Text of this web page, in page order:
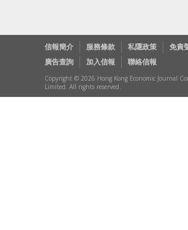
信報簡介 服務條款 私隱政策
免責
廣告查詢
加入信報 聯絡信報
Copyright © 2026 Hong Kong Economic Journal
Limited. All rights reserved.